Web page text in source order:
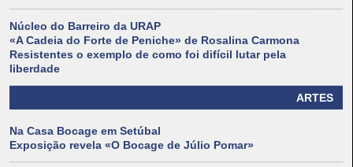
Núcleo do Barreiro da URAP
«A Cadeia do Forte de Peniche» de Rosalina Carmona
Resistentes o exemplo de como foi difícil lutar pela
liberdade
ARTES
Na Casa Bocage em Setúbal
Exposição revela «O Bocage de Júlio Pomar»